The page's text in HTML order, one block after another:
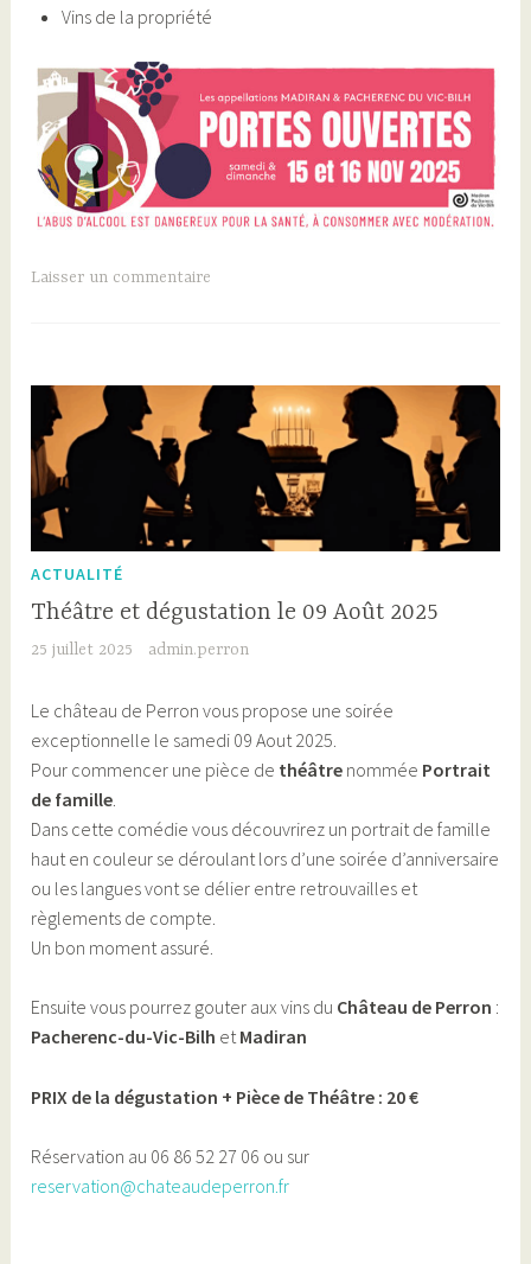
Vins de la propriété
Laisser un commentaire
ACTUALITÉ
Théâtre et dégustation le 09 Août 2025
25 juillet 2025 admin.perron
Le château de Perron vous propose une soirée
exceptionnelle le samedi 09 Aout 2025.
Pour commencer une pièce de théâtre nommée Portrait
de famille
Dans cette comédie vous découvrirez un portrait de famille
haut en couleur se déroulant lors d’une soirée d’anniversaire
ou les langues vont se délier entre retrouvailles et
règlements de compte.
Un bon moment assuré.
Ensuite vous pourrez gouter aux vins du Château de Perron :
Pacherenc-du-Vic-Bilh etMadiran
PRIX de la dégustation + Pièce de Théâtre : 20 €
Réservation au 06 86 52 27 06 ou sur
reservation@chateaudeperron.fr